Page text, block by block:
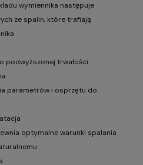
wymiennika następuje
ze spalin, które trafiają
podwyższonej trwałości
parametrów i osprzętu do
optymalne warunki spalania